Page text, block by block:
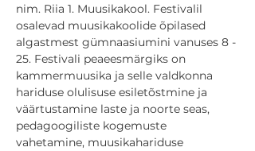
nim. Riia 1. Muusikakool. Festivalil
osalevad muusikakoolide õpilased
algastmest gümnaasiumini vanuses 8 -
25. Festivali peaeesmärgiks on
kammermuusika ja selle valdkonna
hariduse olulisuse esiletõstmine ja
väärtustamine laste ja noorte seas,
pedagoogiliste kogemuste
vahetamine, muusikahariduse